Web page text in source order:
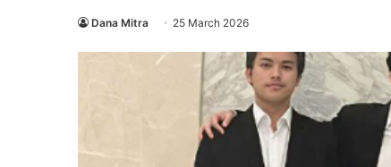
Dana Mitra 25 March 2026